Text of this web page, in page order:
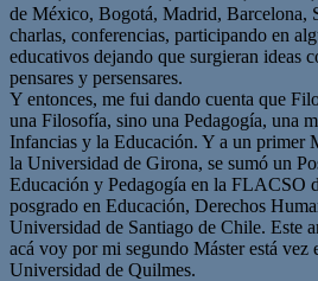
de México, Bogotá, Madrid, Barcelona,
charlas, conferencias, participando en
educativos dejando que surgieran ideas
pensares y persensares.
Y entonces, me fui dando cuenta que
una Filosofía, sino una Pedagogía, una
Infancias y la Educación. Y a un primer
la Universidad de Girona, se sumó un
Educación y Pedagogía en la FLACSO
posgrado en Educación, Derechos
Universidad de Santiago de Chile. Este
acá voy por mi segundo Máster está vez
Universidad de Quilmes.